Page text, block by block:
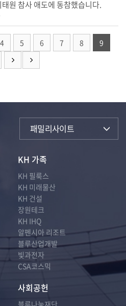
원 참사 애도에 동참했습니다.
4 5 6 7 8
9
KH 가족
KH 필룩스
KH 미래물산
KH 건설
장원테크
KH IHQ
알펜시아 리조트
블루산업개발
빛과전자
CSA코스믹
사회공헌
블루나눔재단
패밀리사이트